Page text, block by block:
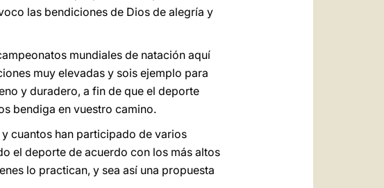
las bendiciones de Dios de alegría y
mundiales de natación aquí
muy elevadas y sois ejemplo para
y duradero, a fin de que el deporte
bendiga en vuestro camino.
cuantos han participado de varios
el deporte de acuerdo con los más altos
lo practican, y sea así una propuesta